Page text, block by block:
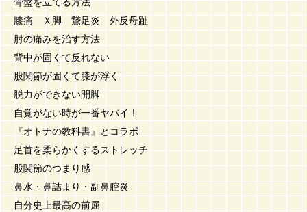
膝痛 Ｘ脚 鵞足炎 外反母趾
肘の痛みを治す方法
背中が固くて反れない
股関節が固くて膝が浮く
脱力ができない開脚
自覚がない時が一番ヤバイ！
『オトナの教科書』とコラボ
足首を柔らかくするストレッチ
股関節のつまり感
鼻水・鼻詰まり・副鼻腔炎
自分史上最高の前屈